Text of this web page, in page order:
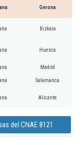
Gerona
Bizkaia
Huesca
Madrid
Salamanca
Alicante
del CNAE 8121